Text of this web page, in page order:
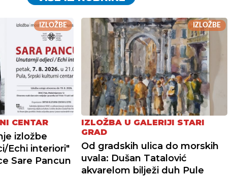
IZLOŽBE
CENTAR
izložbe
Echi interiori"
Sare Pancun
IZLOŽBE
IZLOŽBA U GALERIJI STARI
GRAD
Od gradskih ulica do morskih
uvala: Dušan Tatalović
akvarelom bilježi duh Pule